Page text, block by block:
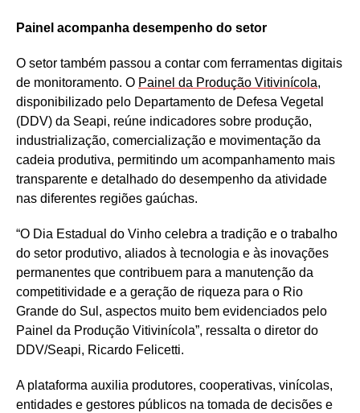
Painel acompanha desempenho do setor
O setor também passou a contar com ferramentas digitais
de monitoramento. O Painel da Produção Vitivinícola,
disponibilizado pelo Departamento de Defesa Vegetal
(DDV) da Seapi, reúne indicadores sobre produção,
industrialização, comercialização e movimentação da
cadeia produtiva, permitindo um acompanhamento mais
transparente e detalhado do desempenho da atividade
nas diferentes regiões gaúchas.
“O Dia Estadual do Vinho celebra a tradição e o trabalho
do setor produtivo, aliados à tecnologia e às inovações
permanentes que contribuem para a manutenção da
competitividade e a geração de riqueza para o Rio
Grande do Sul, aspectos muito bem evidenciados pelo
Painel da Produção Vitivinícola”, ressalta o diretor do
DDV/Seapi, Ricardo Felicetti.
A plataforma auxilia produtores, cooperativas, vinícolas,
entidades e gestores públicos na tomada de decisões e